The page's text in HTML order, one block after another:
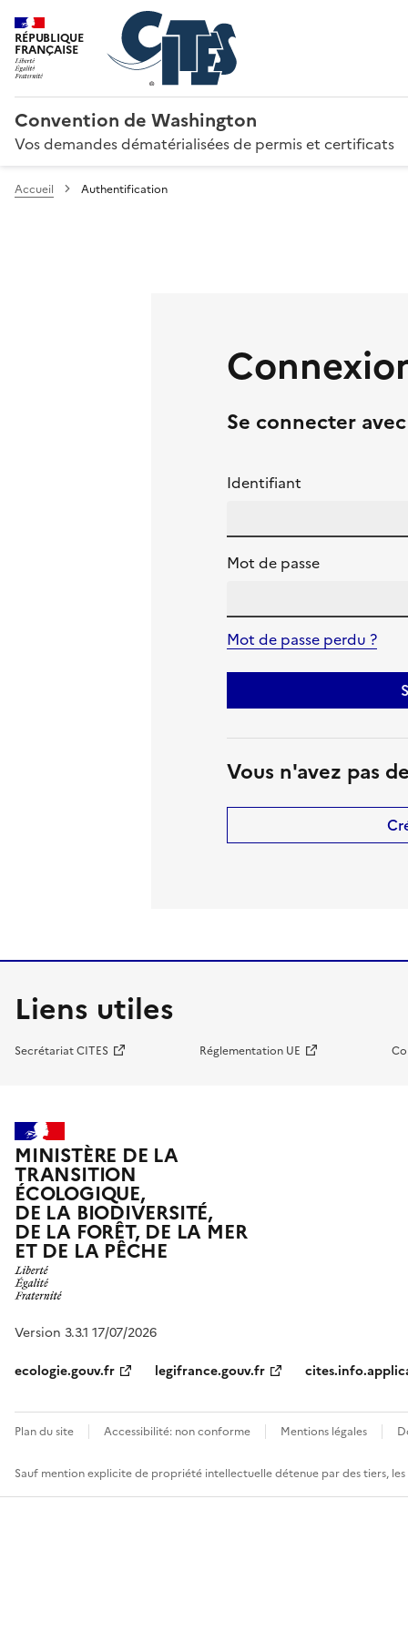
RÉPUBLIQUE
FRANÇAISE
Convention de Washington
Vos demandes dématérialisées de permis et certificats
Accueil Authentification
Se connecter
Identifiant
Mot de passe
Mot de passe perdu ?
Vous n'avez pas
Liens utiles
Secrétariat CITES Réglementation UE
MINISTÈRE DE LA
TRANSITION
ÉCOLOGIQUE,
DE LA BIODIVERSITÉ,
DE LA FORÊT, DE LA MER
ET DE LA PÊCHE
Version 3.3.1 17/07/2026
ecologie.gouv.fr
legifrance.gouv.fr
Plan du site Accessibilité: non conforme Mentions légales
Sauf mention explicite de propriété intellectuelle détenue par des tiers,